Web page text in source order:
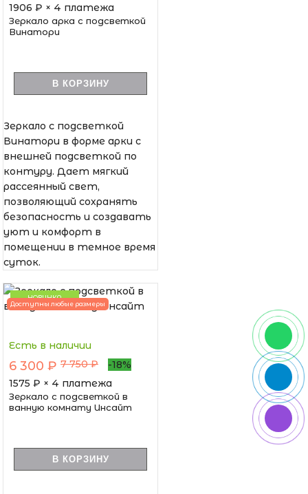
1906 ₽ × 4 платежа
Зеркало арка с подсветкой
Винатори
В КОРЗИНУ
Зеркало с подсветкой
Винатори в форме арки с
внешней подсветкой по
контуру. Дает мягкий
рассеянный свет,
позволяющий сохранять
безопасность и создавать
уют и комфорт в
помещении в темное время
суток.
НОВИНКА
Доступны любые размеры
Есть в наличии
6 300 ₽ 7 750 ₽
-18%
1575 ₽ × 4 платежа
Зеркало с подсветкой в
ванную комнату Инсайт
В КОРЗИНУ